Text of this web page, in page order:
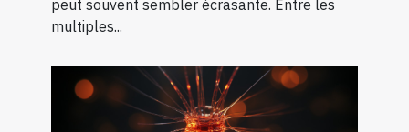
peut souvent sembler écrasante. Entre les
multiples...